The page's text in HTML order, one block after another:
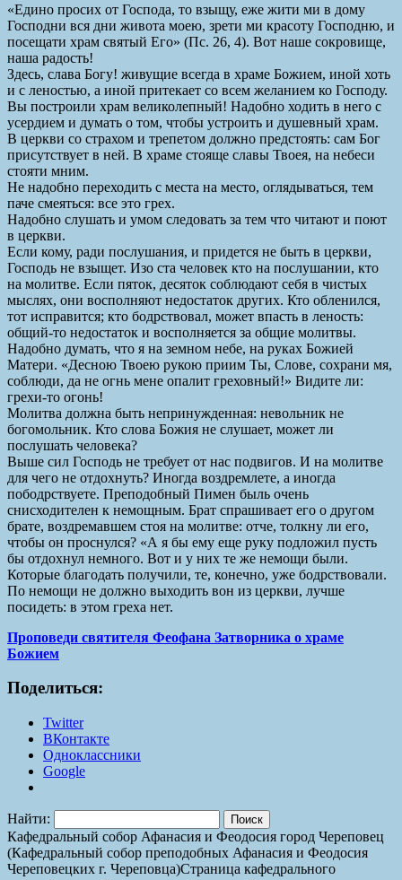
«Едино просих от Господа, то взыщу, еже жити ми в дому
Господни вся дни живота моею, зрети ми красоту Господню, и
посещати храм святый Его» (Пс. 26, 4). Вот наше сокровище,
наша радость!
Здесь, слава Богу! живущие всегда в храме Божием, иной хоть
и с леностью, а иной притекает со всем желанием ко Господу.
Вы построили храм великолепный! Надобно ходить в него с
усердием и думать о том, чтобы устроить и душевный храм.
В церкви со страхом и трепетом должно предстоять: сам Бог
присутствует в ней. В храме стояще славы Твоея, на небеси
стояти мним.
Не надобно переходить с места на место, оглядываться, тем
паче смеяться: все это грех.
Надобно слушать и умом следовать за тем что читают и поют
в церкви.
Если кому, ради послушания, и придется не быть в церкви,
Господь не взыщет. Изо ста человек кто на послушании, кто
на молитве. Если пяток, десяток соблюдают себя в чистых
мыслях, они восполняют недостаток других. Кто обленился,
тот исправится; кто бодрствовал, может впасть в леность:
общий-то недостаток и восполняется за общие молитвы.
Надобно думать, что я на земном небе, на руках Божией
Матери. «Десною Твоею рукою приим Ты, Слове, сохрани мя,
соблюди, да не огнь мене опалит греховный!» Видите ли:
грехи-то огонь!
Молитва должна быть непринужденная: невольник не
богомольник. Кто слова Божия не слушает, может ли
послушать человека?
Выше сил Господь не требует от нас подвигов. И на молитве
для чего не отдохнуть? Иногда воздремлете, а иногда
пободрствуете. Преподобный Пимен быль очень
снисходителен к немощным. Брат спрашивает его о другом
брате, воздремавшем стоя на молитве: отче, толкну ли его,
чтобы он проснулся? «А я бы ему еще руку подложил пусть
бы отдохнул немного. Вот и у них те же немощи были.
Которые благодать получили, те, конечно, уже бодрствовали.
По немощи не должно выходить вон из церкви, лучше
посидеть: в этом греха нет.
Проповеди святителя Феофана Затворника о храме
Божием
Поделиться:
Twitter
ВКонтакте
Одноклассники
Google
Найти:
Кафедральный собор Афанасия и Феодосия город Череповец
(Кафедральный собор преподобных Афанасия и Феодосия
Череповецких г. Череповца)Страница кафедрального